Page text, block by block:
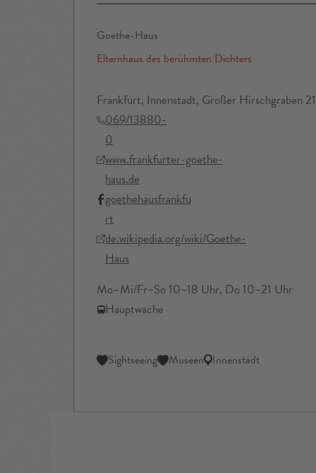
Goethe-Haus
Elternhaus des berühmten Dichters
Frankfurt, Innenstadt, Großer Hirschgraben
069/13880-
0
www.frankfurter-goethe-
haus.de
goethehausfrankfu
rt
de.wikipedia.org/wiki/Goethe-
Haus
Mo–Mi/Fr–So 10–18 Uhr, Do 10–21 Uhr
Hauptwache
Sightseeing Museen Innenstadt